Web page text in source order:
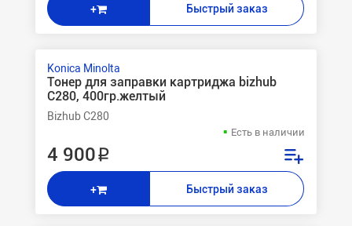
+ Быстрый заказ
Konica Minolta
Тонер для заправки картриджа bizhub
С280, 400гр.желтый
Bizhub C280
Есть в наличии
4 900 ₽
+ Быстрый заказ